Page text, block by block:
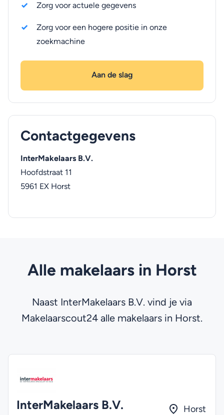
Zorg voor actuele gegevens
Zorg voor een hogere positie in onze
zoekmachine
Aan de slag
Contactgegevens
InterMakelaars B.V.
Hoofdstraat 11
5961 EX Horst
Alle makelaars in Horst
Naast InterMakelaars B.V. vind je via
Makelaarscout24 alle makelaars in Horst.
InterMakelaars B.V. Horst